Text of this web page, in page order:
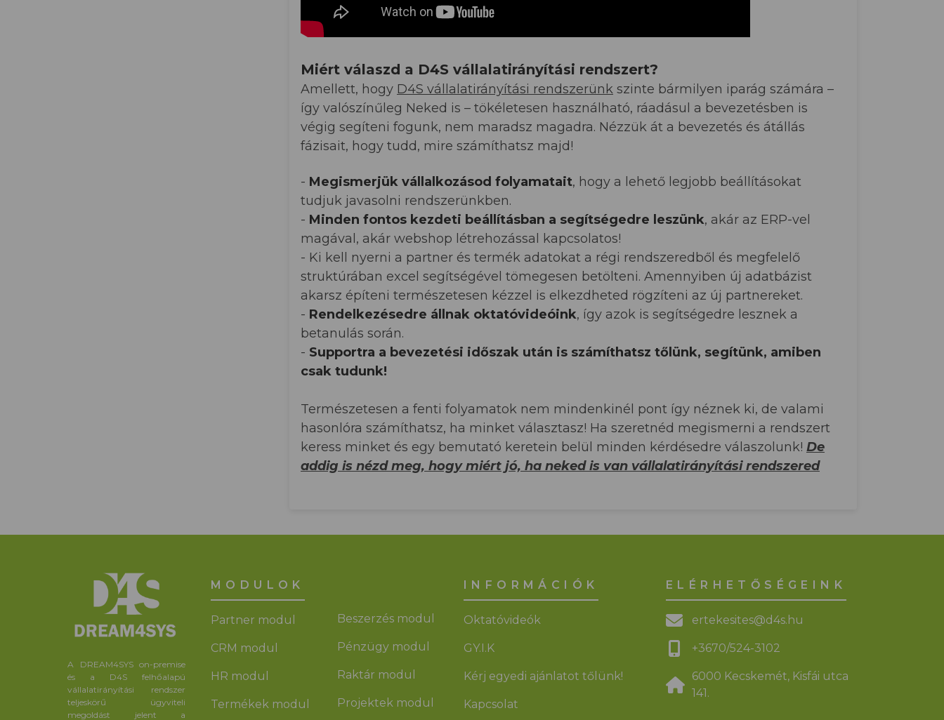
Miért válaszd a D4S vállalatirányítási rendszert?
Amellett, hogy D4S vállalatirányítási rendszerünk szinte bármilyen iparág számára –
így valószínűleg Neked is – tökéletesen használható, ráadásul a bevezetésben is
végig segíteni fogunk, nem maradsz magadra. Nézzük át a bevezetés és átállás
fázisait, hogy tudd, mire számíthatsz majd!
- Megismerjük vállalkozásod folyamatait, hogy a lehető legjobb beállításokat
tudjuk javasolni rendszerünkben.
- Minden fontos kezdeti beállításban a segítségedre leszünk, akár az ERP-vel
magával, akár webshop létrehozással kapcsolatos!
- Ki kell nyerni a partner és termék adatokat a régi rendszeredből és megfelelő
struktúrában excel segítségével tömegesen betölteni. Amennyiben új adatbázist
akarsz építeni természetesen kézzel is elkezdheted rögzíteni az új partnereket.
- Rendelkezésedre állnak oktatóvideóink, így azok is segítségedre lesznek a
betanulás során.
- Supportra a bevezetési időszak után is számíthatsz tőlünk, segítünk, amiben
csak tudunk!
Természetesen a fenti folyamatok nem mindenkinél pont így néznek ki, de valami
hasonlóra számíthatsz, ha minket választasz! Ha szeretnéd megismerni a rendszert
keress minket és egy bemutató keretein belül minden kérdésedre válaszolunk! De
addig is nézd meg, hogy miért jó, ha neked is van vállalatirányítási rendszered
A DREAM4SYS on-premise
és a D4S felhőalapú
vállalatirányítási rendszer
teljeskörű ügyviteli
megoldást jelent a
MODULOK
Partner modul
CRM modul
HR modul
Termékek modul
Beszerzés modul
Pénzügy modul
Raktár modul
Projektek modul
INFORMÁCIÓK
Oktatóvideók
GY.I.K
Kérj egyedi ajánlatot tőlünk!
Kapcsolat
ELÉRHETŐSÉGEINK
ertekesites@d4s.hu
+3670/524-3102
6000 Kecskemét, Kisfái utca
141.